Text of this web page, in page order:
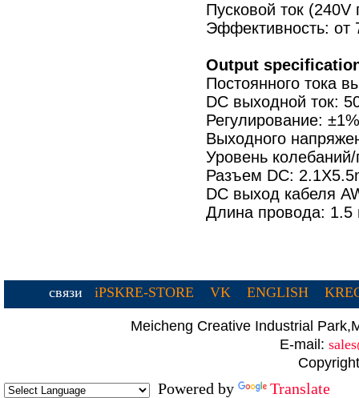
Пусковой ток
Эффективность: от
Output
Постоянного тока
DC выходной ток:
Регулирование:
Выходного
Уровень
Разъем DC:
DC выход кабеля
Длина провода: 1.5
связи iPSKRE-STORE VK ENGLISH
Meicheng Creative Industrial
E-mail:
Powered by Translate